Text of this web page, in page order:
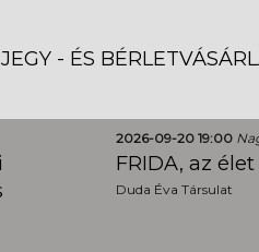
JEGY - ÉS
2026-09-20 19:00
FRIDA, az
Duda Éva Társulat